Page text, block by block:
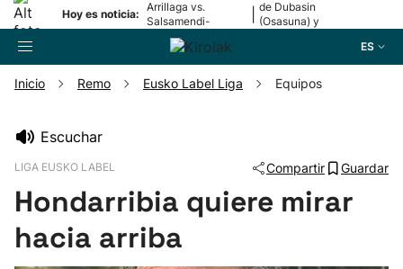
Hoy es noticia:
Arrillaga vs.
Salsamendi-
Bergara y Erasun
vs. Gaminde
de Dubasin
(Osasuna) y
ES
Pelota
Inicio Remo Eusko Label Liga Equipos
Escuchar
LIGA EUSKO LABEL Compartir Guardar
Hondarribia quiere mirar
hacia arriba